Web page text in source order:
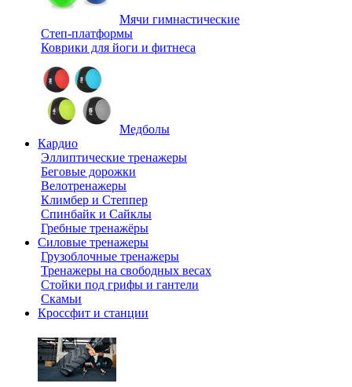
Мячи гимнастические
Степ-платформы
Коврики для йоги и фитнеса
Медболы
Кардио
Эллиптические тренажеры
Беговые дорожки
Велотренажеры
Климбер и Степпер
Спинбайк и Сайклы
Гребные тренажёры
Силовые тренажеры
Грузоблочные тренажеры
Тренажеры на свободных весах
Стойки под грифы и гантели
Скамьи
Кроссфит и станции